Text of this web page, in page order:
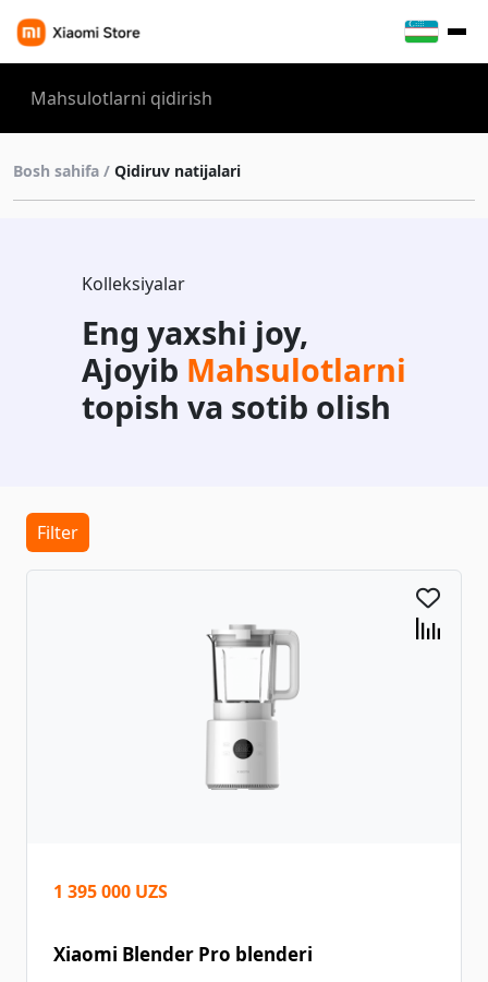
Bosh sahifa / Qidiruv natijalari
Kolleksiyalar
Eng yaxshi joy,
Ajoyib Mahsulotlarni
topish va sotib olish
Filter
1 395 000 UZS
Xiaomi Blender Pro blenderi